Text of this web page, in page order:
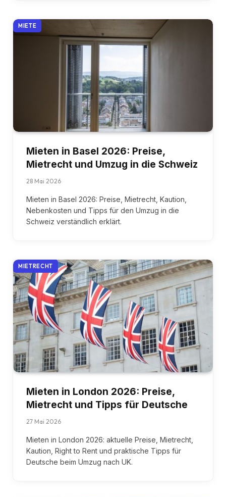
MIETE
Mieten in Basel 2026: Preise,
Mietrecht und Umzug in die Schweiz
28 Mai 2026
Mieten in Basel 2026: Preise, Mietrecht, Kaution,
Nebenkosten und Tipps für den Umzug in die
Schweiz verständlich erklärt.
MIETRECHT
Mieten in London 2026: Preise,
Mietrecht und Tipps für Deutsche
27 Mai 2026
Mieten in London 2026: aktuelle Preise, Mietrecht,
Kaution, Right to Rent und praktische Tipps für
Deutsche beim Umzug nach UK.